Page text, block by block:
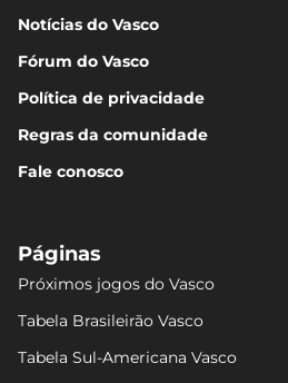
Notícias do Vasco
Fórum do Vasco
Política de privacidade
Regras da comunidade
Fale conosco
Páginas
Próximos jogos do Vasco
Tabela Brasileirão Vasco
Tabela Sul-Americana Vasco